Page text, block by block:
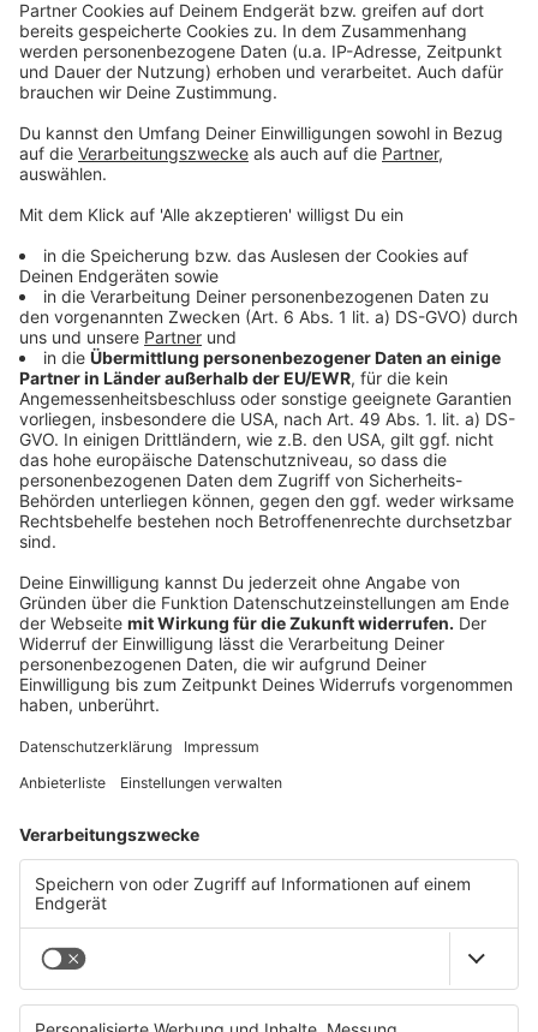
Zur Podcast Challenge:
http://teddy.click/challenge
Gute Arbeit, die niemand kennt, gewinnt keinen
Die meisten Unternehmen, mit denen ich arbeite,
haben kein Qualitätsproblem. Sie sind besser als ihr
Ruf. Nur weiß das draußen niemand.
Alle zwei Wochen schreibe ich einen Gedanken
darüber, wie sich das ändern lässt. Ein Thema, kein
Sammelbrief.
→teddy.click/newsletter
Wie sichtbar ist dein Unternehmen wirklich?
Der Potenzial-Check dauert vier Minuten. Danach
hast du einen Report mit einer Zahl und fünf
Bereichen — und siehst, wo bei euch draußen nichts
ankommt. Kein Verkaufsgespräch.
→teddy.click/podsignal
Wenn du lieber direkt redest: fünfzehn Minuten, kein
Pitch.teddy.click/termin
eigenes Medium. Podcast, Video, Strategie. Studio:
TeddyLab, Linz.
LinkedIn:linkedin.com/in/friesenecker
Folge abonnieren:
Plattformen und RSS
DatenschutzImpressumAGBsJobsKontaktWerben